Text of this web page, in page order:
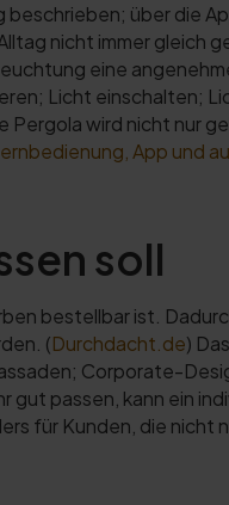
über die
nicht immer gleich
eine
Licht einschalten;
wird nicht nur
App und
soll
bestellbar ist.
(Durchdacht.de)
Corporate-
passen, kann ein
für Kunden, die nicht